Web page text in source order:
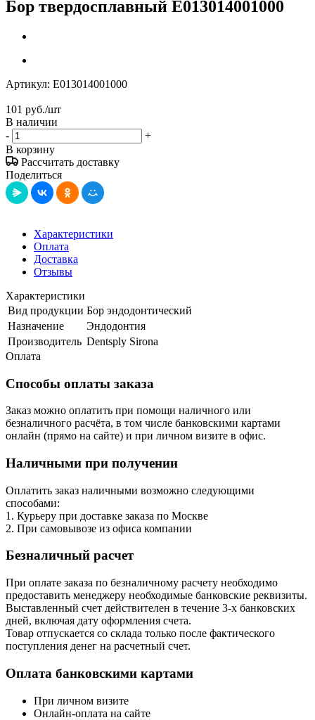
Бор твердосплавный E013014001000
Артикул: E013014001000
101 руб./шт
В наличии
-
+
В корзину
Рассчитать доставку
Поделиться
Характеристики
Оплата
Доставка
Отзывы
Характеристики
Вид продукции Бор эндодонтический
Назначение
Эндодонтия
Производитель Dentsply Sirona
Оплата
Способы оплаты заказа
Заказ можно оплатить при помощи наличного или
безналичного расчёта, в том числе банковскими картами
онлайн (прямо на сайте) и при личном визите в офис.
Наличными при получении
Оплатить заказ наличными возможно следующими
способами:
1. Курьеру при доставке заказа по Москве
2. При самовывозе из офиса компании
Безналичный расчет
При оплате заказа по безналичному расчету необходимо
предоставить менеджеру необходимые банковские реквизиты.
Выставленный счет действителен в течение 3-х банковских
дней, включая дату оформления cчета.
Товар отпускается со склада только после фактического
поступления денег на расчетный счет.
Оплата банковскими картами
При личном визите
Онлайн-оплата на сайте